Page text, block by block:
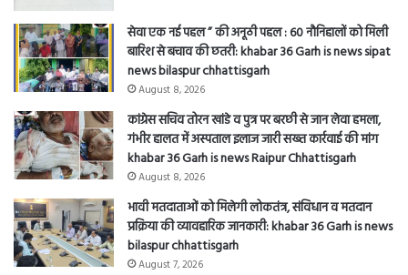
सेवा एक नई पहल ” की अनूठी पहल : 60 नौनिहालों को मिली
बारिश से बचाव की छतरी: khabar 36 Garh is news sipat
news bilaspur chhattisgarh
August 8, 2026
कांग्रेस सचिव तोरन खांडे व पुत्र पर बरछी से जान लेवा हमला,
गंभीर हालत में अस्पताल इलाज जारी सख्त कार्रवाई की मांग
khabar 36 Garh is news Raipur Chhattisgarh
August 8, 2026
भावी मतदाताओं को मिलेगी लोकतंत्र, संविधान व मतदान
प्रक्रिया की व्यावहारिक जानकारी: khabar 36 Garh is news
bilaspur chhattisgarh
August 7, 2026